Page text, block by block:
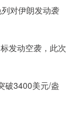
对伊朗发动袭
发动空袭，此次
破3400美元/盎